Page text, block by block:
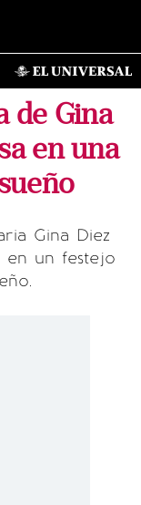
de Gina
en una
Gina Diez
en un festejo